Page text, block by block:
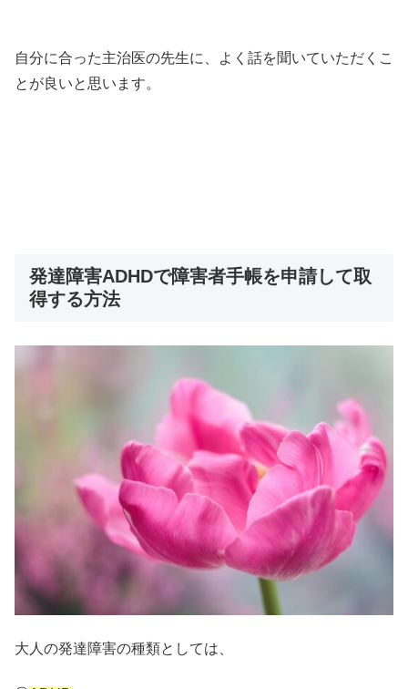
自分に合った主治医の先生に、よく話を聞いていただくこ
とが良いと思います。
発達障害ADHDで障害者手帳を申請して取
得する方法
大人の発達障害の種類としては、